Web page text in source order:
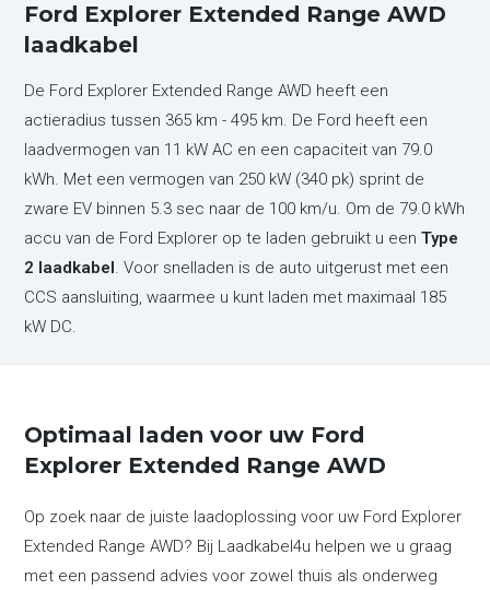
Ford Explorer Extended Range AWD
laadkabel
De Ford Explorer Extended Range AWD heeft een
actieradius tussen 365 km - 495 km. De Ford heeft een
laadvermogen van 11 kW AC en een capaciteit van 79.0
kWh. Met een vermogen van 250 kW (340 pk) sprint de
zware EV binnen 5.3 sec naar de 100 km/u. Om de 79.0 kWh
accu van de Ford Explorer op te laden gebruikt u eenType
2 laadkabel. Voor snelladen is de auto uitgerust met een
CCS aansluiting, waarmee u kunt laden met maximaal 185
kW DC.
Optimaal laden voor uw Ford
Explorer Extended Range AWD
Op zoek naar de juiste laadoplossing voor uw Ford Explorer
Extended Range AWD? Bij Laadkabel4u helpen we u graag
met een passend advies voor zowel thuis als onderweg